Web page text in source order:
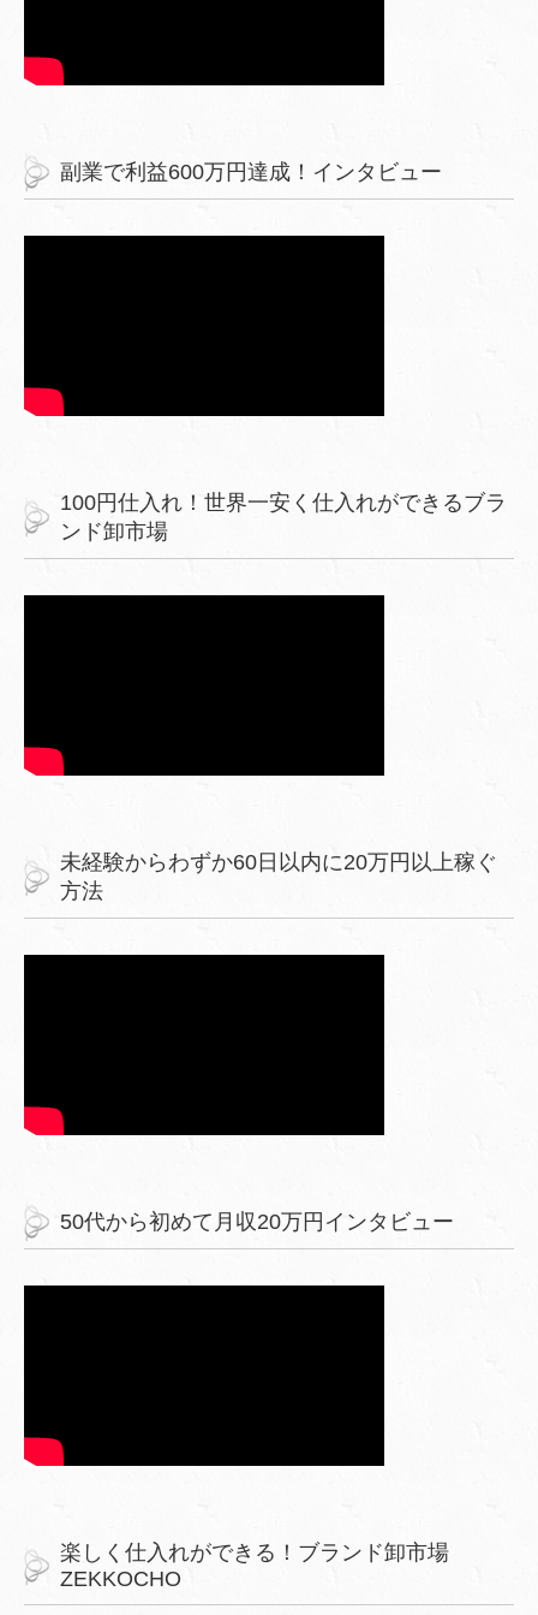
副業で利益600万円達成！インタビュー
100円仕入れ！世界一安く仕入れができるブラ
ンド卸市場
未経験からわずか60日以内に20万円以上稼ぐ
方法
50代から初めて月収20万円インタビュー
楽しく仕入れができる！ブランド卸市場
ZEKKOCHO